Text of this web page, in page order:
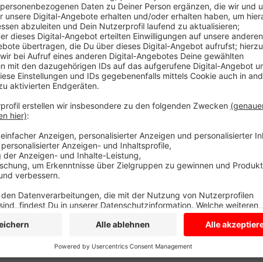
Deswegen gibt es im Kalender von Dirk's
halbe Stunde kommt ein neues Auto zum
bis Ostern" sei zwar einfach zu merken. Besser sei
mindestens 7 Grad warm, spätestens dann sollten die
Mitarbeiter im Autocenter Keute in Ottmarsbocholt.
Halt auf dem Asphalt. Spontane Termine gibt es
Wochen, bis es einen freien Termin gibt. Den
Faulhaber in Holtwick nach Ostern.
Anzeige